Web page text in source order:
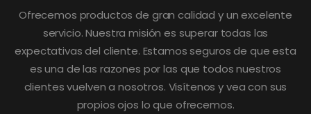
Ofrecemos productos de gran calidad y un excelente
servicio. Nuestra misión es superar todas las
expectativas del cliente. Estamos seguros de que esta
es una de las razones por las que todos nuestros
clientes vuelven a nosotros. Visítenos y vea con sus
propios ojos lo que ofrecemos.